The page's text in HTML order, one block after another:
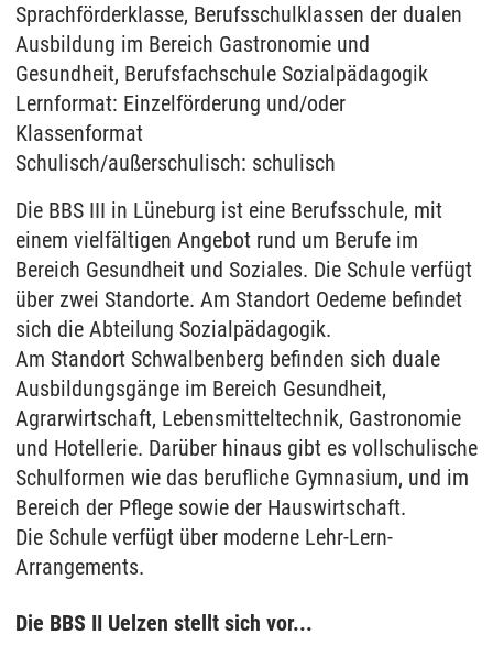
Sprachförderklasse, Berufsschulklassen der dualen
Ausbildung im Bereich Gastronomie und
Gesundheit, Berufsfachschule Sozialpädagogik
Lernformat: Einzelförderung und/oder
Klassenformat
Schulisch/außerschulisch: schulisch
Die BBS III in Lüneburg ist eine Berufsschule, mit
einem vielfältigen Angebot rund um Berufe im
Bereich Gesundheit und Soziales. Die Schule verfügt
über zwei Standorte. Am Standort Oedeme befindet
sich die Abteilung Sozialpädagogik.
Am Standort Schwalbenberg befinden sich duale
Ausbildungsgänge im Bereich Gesundheit,
Agrarwirtschaft, Lebensmitteltechnik, Gastronomie
und Hotellerie. Darüber hinaus gibt es vollschulische
Schulformen wie das berufliche Gymnasium, und im
Bereich der Pflege sowie der Hauswirtschaft.
Die Schule verfügt über moderne Lehr-Lern-
Arrangements.
Die BBS II Uelzen stellt sich vor...